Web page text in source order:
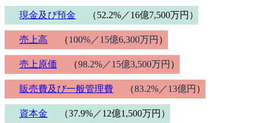
現金及び預金 （52.2%／16億7,500万円）
売上高 （100%／15億6,300万円 ）
売上原価 （98.2%／15億3,500万円 ）
販売費及び一般管理費 （83.2%／13億円 ）
資本金 （37.9%／12億1,500万円）